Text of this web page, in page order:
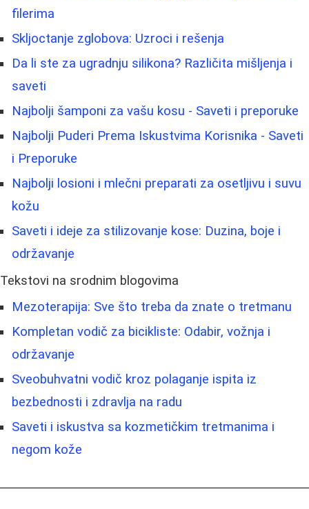
filerima
Skljoctanje zglobova: Uzroci i rešenja
Da li ste za ugradnju silikona? Različita mišljenja i
saveti
Najbolji šamponi za vašu kosu - Saveti i preporuke
Najbolji Puderi Prema Iskustvima Korisnika - Saveti
i Preporuke
Najbolji losioni i mlečni preparati za osetljivu i suvu
kožu
Saveti i ideje za stilizovanje kose: Duzina, boje i
održavanje
Tekstovi na srodnim blogovima
Mezoterapija: Sve što treba da znate o tretmanu
Kompletan vodič za bicikliste: Odabir, vožnja i
održavanje
Sveobuhvatni vodič kroz polaganje ispita iz
bezbednosti i zdravlja na radu
Saveti i iskustva sa kozmetičkim tretmanima i
negom kože